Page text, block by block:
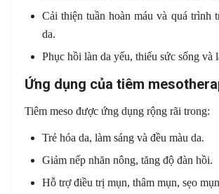
Cải thiện tuần hoàn máu và quá trình
da.
Phục hồi làn da yếu, thiếu sức sống và
Ứng dụng của tiêm
Tiêm meso được ứng dụng rộng rãi trong:
Trẻ hóa da, làm sáng và đều màu da.
Giảm nếp nhăn nông, tăng độ đàn hồi.
Hỗ trợ điều trị mụn, thâm mụn, sẹo